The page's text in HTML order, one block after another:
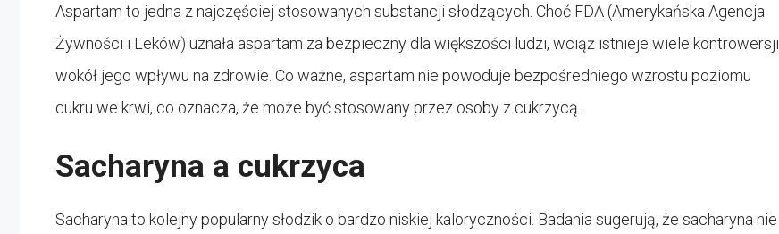
Aspartam to jedna z najczęściej stosowanych substancji słodzących. Choć FDA (Amerykańska Agencja
Żywności i Leków) uznała aspartam za bezpieczny dla większości ludzi, wciąż istnieje wiele kontrowersji
wokół jego wpływu na zdrowie. Co ważne, aspartam nie powoduje bezpośredniego wzrostu poziomu
cukru we krwi, co oznacza, że ​​może być stosowany przez osoby z cukrzycą.
Sacharyna a cukrzyca
Sacharyna to kolejny popularny słodzik o bardzo niskiej kaloryczności. Badania sugerują, że sacharyna nie